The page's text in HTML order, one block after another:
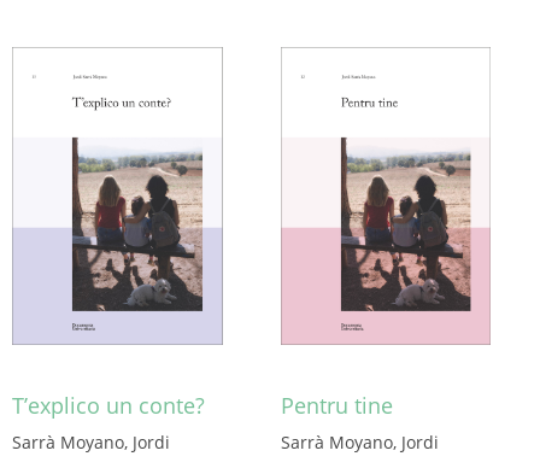
T’explico un conte?
Sarrà Moyano, Jordi
Pentru tine
Sarrà Moyano, Jordi